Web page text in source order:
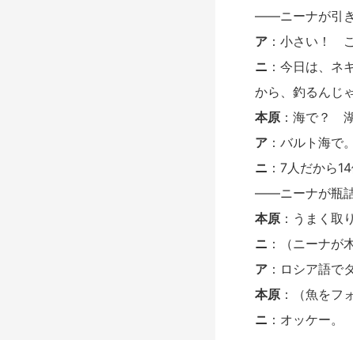
――ニーナが引き
ア ：小さい！
ニ ：今日は、ネ
から、釣るんじ
本原 ：海で？
ア ：バルト海で。
ニ ：7人だから
――ニーナが瓶詰
本原 ：うまく取
ニ ：（ニーナが
ア ：ロシア語で
本原 ：（魚をフ
ニ ：オッケー。